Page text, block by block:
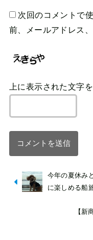
次回のコメントで
前、メールアドレス
上に表示された文字
今年の夏休み
に楽しめる船
【新